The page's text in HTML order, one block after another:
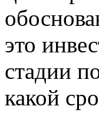
это
стадии
какой